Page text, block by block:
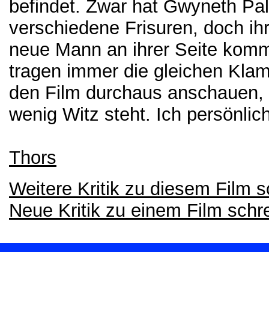
befindet. Zwar hat Gwyneth
verschiedene Frisuren, doch
neue Mann an ihrer Seite
tragen immer die gleichen
den Film durchaus
wenig Witz steht. Ich
Thors
Weitere Kritik zu diesem Film
Neue Kritik zu einem Film